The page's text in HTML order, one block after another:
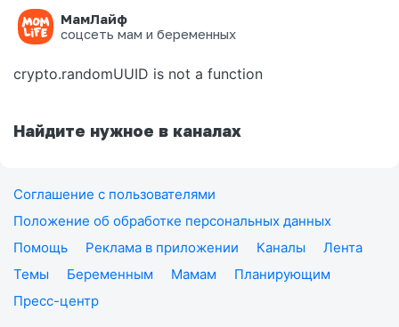
МамЛайф
соцсеть мам и беременных
Ошибка на странице
crypto.randomUUID is not a function
Найдите нужное в каналах
Соглашение с пользователями
Положение об обработке персональных данных
Помощь
Реклама в приложении Каналы
Лента
Темы
Беременным Мамам
Планирующим
Пресс-центр